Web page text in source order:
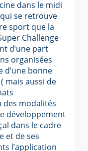
dans le midi
se retrouve
sport que la
Challenge
d’une part
organisées
d’une bonne
mais aussi de
des modalités
développement
dans le cadre
et de ses
l’application